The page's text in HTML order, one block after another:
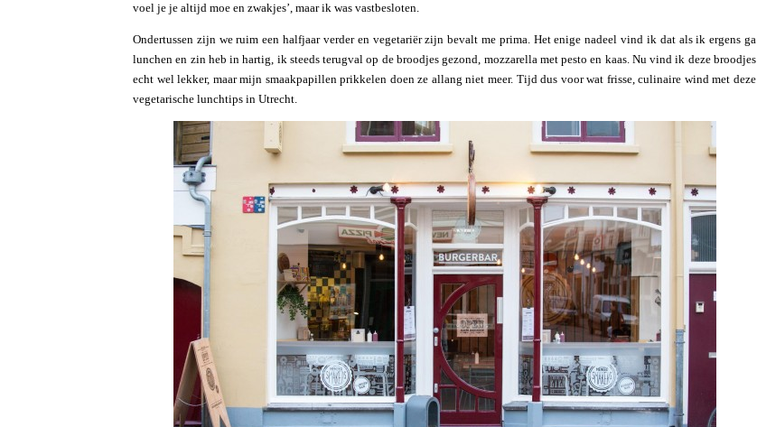
voel je je altijd moe en zwakjes’, maar ik was vastbesloten.
Ondertussen zijn we ruim een halfjaar verder en vegetariër zijn bevalt me prima. Het enige nadeel vind ik dat als ik ergens ga
lunchen en zin heb in hartig, ik steeds terugval op de broodjes gezond, mozzarella met pesto en kaas. Nu vind ik deze broodjes
echt wel lekker, maar mijn smaakpapillen prikkelen doen ze allang niet meer. Tijd dus voor wat frisse, culinaire wind met deze
vegetarische lunchtips in Utrecht.